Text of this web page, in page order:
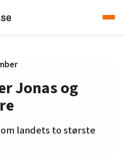
Jonas og
landets to største